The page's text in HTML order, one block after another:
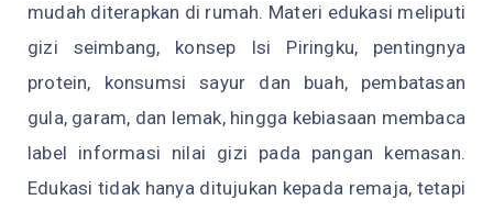
mudah diterapkan di rumah. Materi edukasi meliputi
gizi seimbang, konsep Isi Piringku, pentingnya
protein, konsumsi sayur dan buah, pembatasan
gula, garam, dan lemak, hingga kebiasaan membaca
label informasi nilai gizi pada pangan kemasan.
Edukasi tidak hanya ditujukan kepada remaja, tetapi